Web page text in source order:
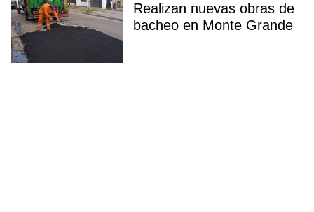
Realizan nuevas obras de
bacheo en Monte Grande